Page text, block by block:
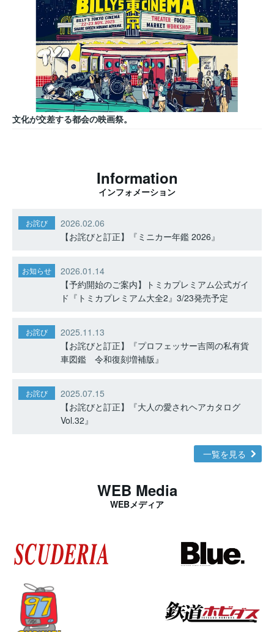
文化が交差する都会の映画祭。
Information
インフォメーション
お詫び
2026.02.06
【お詫びと訂正】『ミニカー年鑑 2026』
お知らせ
2026.01.14
【予約開始のご案内】トミカプレミアム公式ガイ
ド『トミカプレミアム大全2』3/23発売予定
お詫び
2025.11.13
【お詫びと訂正】『プロフェッサー吉岡の私有貨
車図鑑 令和復刻増補版』
お詫び
2025.07.15
【お詫びと訂正】『大人の愛されヘアカタログ
Vol.32』
一覧を見る
WEB Media
WEBメディア